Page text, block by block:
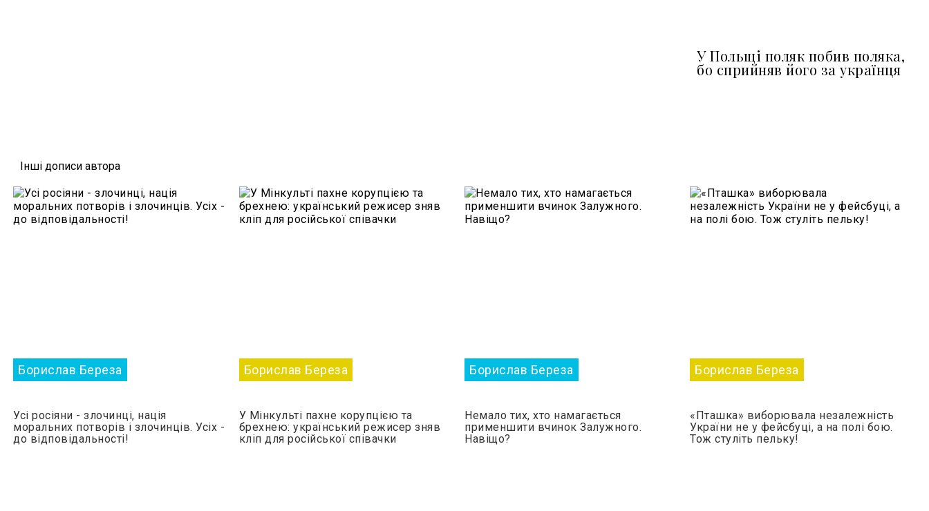
У Польщі поляк побив поляка,
бо сприйняв його за українця
Iншi дописи автора
Борислав Береза
Усі росіяни - злочинці, нація
моральних потворів і злочинців. Усіх -
до відповідальності!
Борислав Береза
У Мінкульті пахне корупцією та
брехнею: український режисер зняв
кліп для російської співачки
Борислав Береза
Немало тих, хто намагається
применшити вчинок Залужного.
Навіщо?
Борислав Береза
«Пташка» виборювала незалежність
України не у фейсбуці, а на полі бою.
Тож стуліть пельку!